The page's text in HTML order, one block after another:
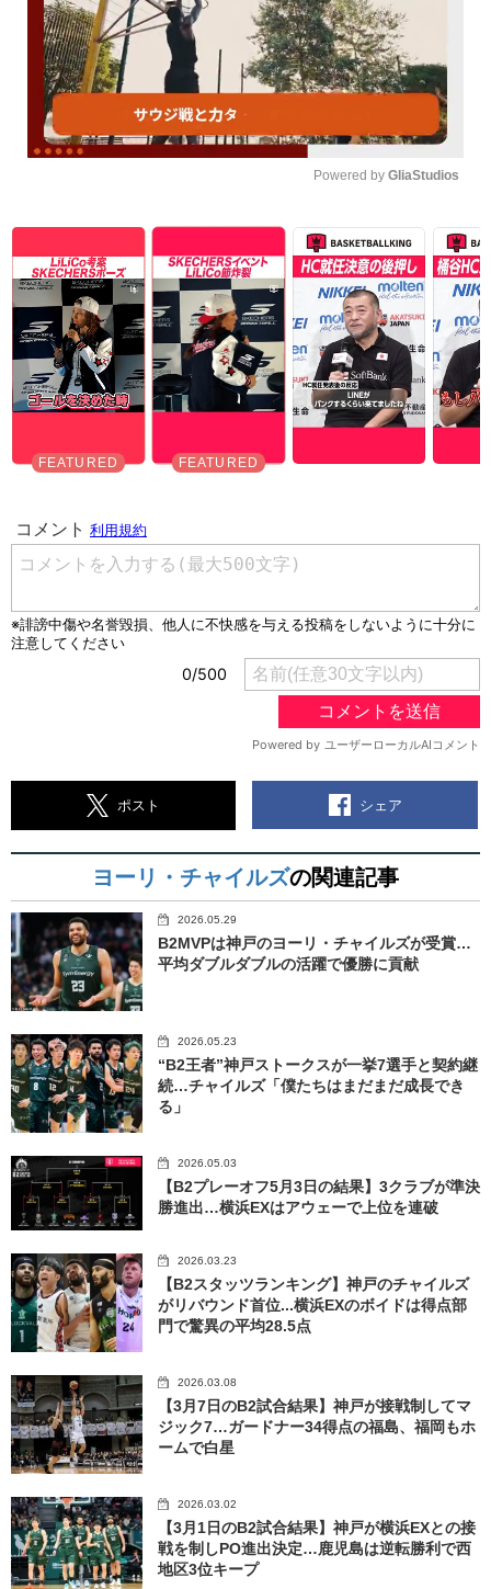
Powered by GliaStudios
ポスト シェア
ヨーリ・チャイルズの関連記事
2026.05.29
B2MVPは神戸のヨーリ・チャイルズが受賞…
平均ダブルダブルの活躍で優勝に貢献
2026.05.23
“B2王者”神戸ストークスが一挙7選手と契約継
続…チャイルズ「僕たちはまだまだ成長でき
る」
2026.05.03
【B2プレーオフ5月3日の結果】3クラブが準決
勝進出…横浜EXはアウェーで上位を連破
2026.03.23
【B2スタッツランキング】神戸のチャイルズ
がリバウンド首位...横浜EXのボイドは得点部
門で驚異の平均28.5点
2026.03.08
【3月7日のB2試合結果】神戸が接戦制してマ
ジック7…ガードナー34得点の福島、福岡もホ
ームで白星
2026.03.02
【3月1日のB2試合結果】神戸が横浜EXとの接
戦を制しPO進出決定…鹿児島は逆転勝利で西
地区3位キープ